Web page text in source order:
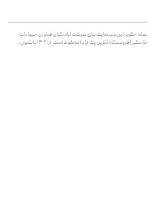
تمام حقوق اين وب‌سايت برای شرکت آبادگران فناوری حیوانات
خانگی (فروشگاه آنلاین پت آباد) محفوظ است. از ۱۳۹۹ تا کنون.